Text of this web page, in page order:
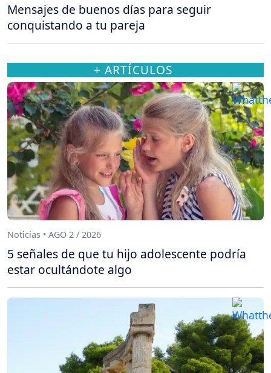
Mensajes de buenos días para seguir
conquistando a tu pareja
+ ARTÍCULOS
Noticias • AGO 2 / 2026
5 señales de que tu hijo adolescente podría
estar ocultándote algo